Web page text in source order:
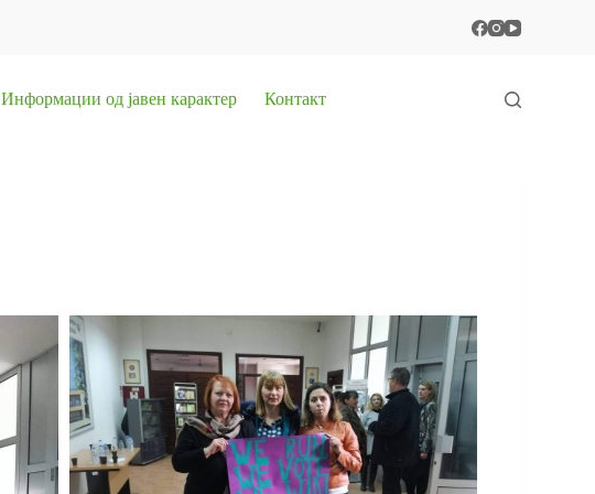
Информации од јавен карактер Контакт